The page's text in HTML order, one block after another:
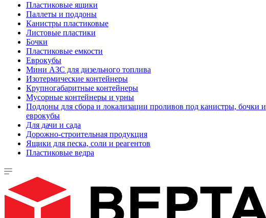
Пластиковые ящики
Паллеты и поддоны
Канистры пластиковые
Листовые пластики
Бочки
Пластиковые емкости
Еврокубы
Мини АЗС для дизельного топлива
Изотермические контейнеры
Крупногабаритные контейнеры
Мусорные контейнеры и урны
Поддоны для сбора и локализации проливов под канистры, бочки и
еврокубы
Для дачи и сада
Дорожно-строительная продукция
Ящики для песка, соли и реагентов
Пластиковые ведра